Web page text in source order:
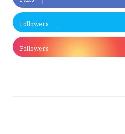
Followers
Followers